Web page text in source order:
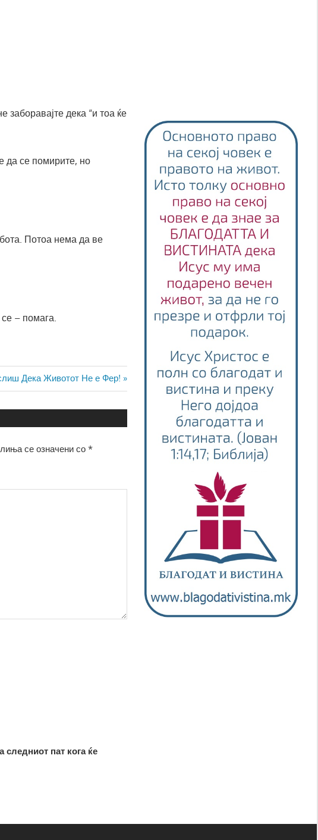
заборавајте дека “и тоа ќе
да се помирите, но
Потоа нема да ве
– помага.
Дека Животот Не е Фер!
се означени со*
следниот пат кога ќе